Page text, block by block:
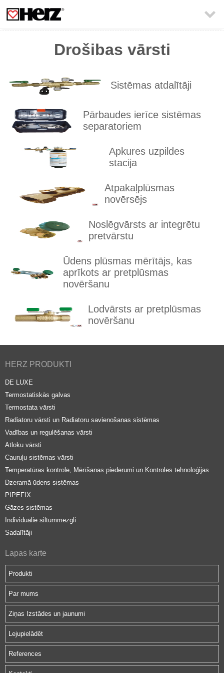

Drošibas vārsti
Sistēmas atdalītāji
Pārbaudes ierīce sistēmas
separatoriem
Apkures uzpildes
stacija
Atpakaļplūsmas
novērsējs
Noslēgvārsts ar integrētu
pretvārstu
Ūdens plūsmas mērītājs, kas
aprīkots ar pretplūsmas
novēršanu
Lodvārsts ar pretplūsmas
novēršanu
HERZ PRODUKTI
DE LUXE
Termostatiskās galvas
Termostata vārsti
Radiatoru vārsti un Radiatoru savienošanas sistēmas
Vadības un regulēšanas vārsti
Atloku vārsti
Cauruļu sistēmas vārsti
Temperatūras kontrole, Mērīšanas piederumi un Kontroles tehnoloģijas
Dzeramā ūdens sistēmas
PIPEFIX
Gāzes sistēmas
Individuālie siltummezgli
Sadalītāji
Lapas karte
Produkti
Par mums
Ziņas Izstādes un jaunumi
Lejupielādēt
References